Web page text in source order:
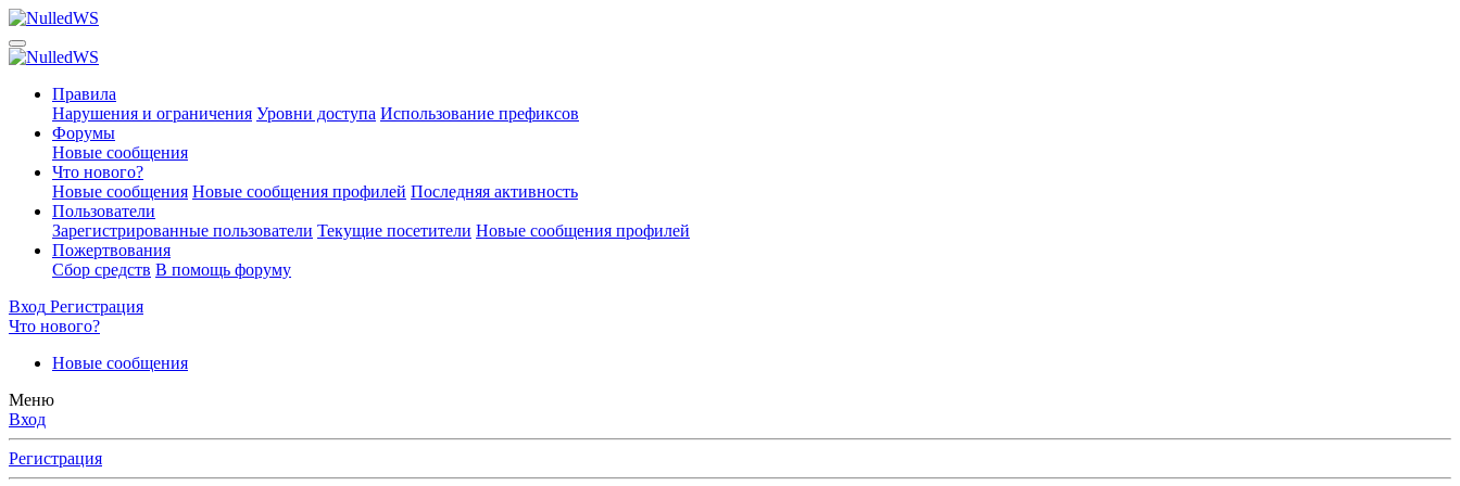
Правила
Нарушения и ограничения Уровни доступа Использование префиксов
Форумы
Новые сообщения
Что нового?
Новые сообщения Новые сообщения профилей Последняя активность
Пользователи
Зарегистрированные пользователи Текущие посетители Новые сообщения профилей
Пожертвования
Сбор средств В помощь форуму
Вход Регистрация
Что нового?
Новые сообщения
Меню
Вход
Регистрация